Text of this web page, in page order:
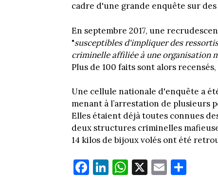
cadre d'une grande enquête sur
En septembre 2017, une
"susceptibles d'impliquer des
criminelle affiliée à une organisation
Plus de 100 faits sont alors
Une cellule nationale d'enquête a
menant à l’arrestation de plusieurs
Elles étaient déjà toutes connues
deux structures criminelles
14 kilos de bijoux volés ont été
Fa
ce
Li
nk
W
ha
X E
m